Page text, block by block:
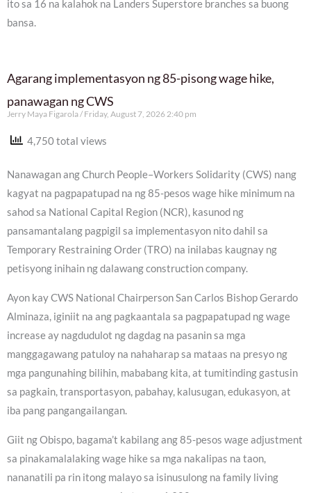
ito sa 16 na kalahok na Landers Superstore branches sa buong
bansa.
Agarang implementasyon ng 85-pisong wage hike,
panawagan ng CWS
Jerry Maya Figarola Friday, August 7, 2026 2:40 pm
4,750 total views
Nanawagan ang Church People–Workers Solidarity (CWS) nang
kagyat na pagpapatupad na ng 85-pesos wage hike minimum na
sahod sa National Capital Region (NCR), kasunod ng
pansamantalang pagpigil sa implementasyon nito dahil sa
Temporary Restraining Order (TRO) na inilabas kaugnay ng
petisyong inihain ng dalawang construction company.
Ayon kay CWS National Chairperson San Carlos Bishop Gerardo
Alminaza, iginiit na ang pagkaantala sa pagpapatupad ng wage
increase ay nagdudulot ng dagdag na pasanin sa mga
manggagawang patuloy na nahaharap sa mataas na presyo ng
mga pangunahing bilihin, mababang kita, at tumitinding gastusin
sa pagkain, transportasyon, pabahay, kalusugan, edukasyon, at
iba pang pangangailangan.
Giit ng Obispo, bagama’t kabilang ang 85-pesos wage adjustment
sa pinakamalalaking wage hike sa mga nakalipas na taon,
nananatili pa rin itong malayo sa isinusulong na family living